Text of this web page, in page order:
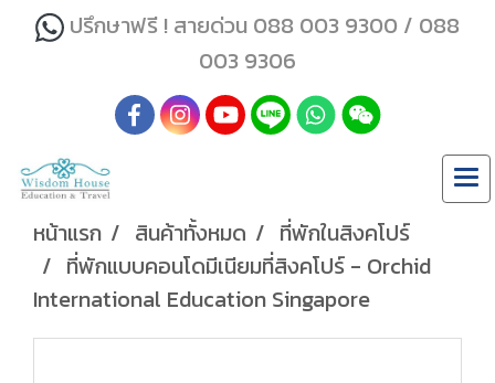
ปรึกษาฟรี ! สายด่วน 088 003 9300 / 088
003 9306
หน้าแรก สินค้าทั้งหมด
ที่พักในสิงคโปร์
ที่พักแบบคอนโดมีเนียมที่สิงคโปร์ - Orchid
International Education Singapore